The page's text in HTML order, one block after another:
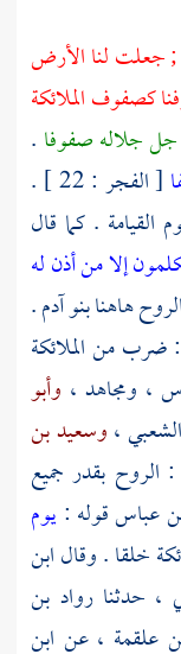
; جعلت لنا الأرض
كصفوف الملائكة
جل جلاله صفوفا .
[ الفجر : 22 ] .
. كما قال
إلا من أذن له
بالروح هاهنا بنو آدم .
من الملائكة
، ومجاهد ، وأبو
الشعبي،وسعيد بن
بقدر جميع
عباسقوله :يوم
خلقا . وقالابن
، حدثنارواد بن
علقمة ، عن ابن